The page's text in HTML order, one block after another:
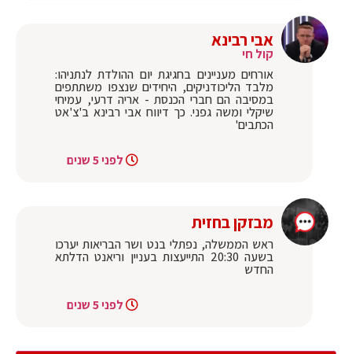
אבי רבינא
קול חי
אורחים מעניינים בחגיגת יום ההולדת לנתניהו:
מלבד הליכודניקים, היחידים שנצפו משתתפים
במסיבה הם חברי הכנסת - אריה דרעי, עמיחי
שיקלי ומשה גפני. כך דיווח אבי רבינא ב'צ'אט
הכתבים'
לפני 5 שנים
מבזקן בחזית
ראש הממשלה, נפתלי בנט ושר הבריאות יערכו
בשעה 20:30 התייעצות בעניין וריאנט הדלתא
החדש
לפני 5 שנים